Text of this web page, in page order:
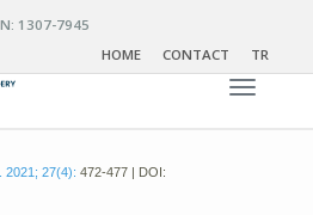
1307-7945
HOME
CONTACT TR
Toggle
2021; 27(4): 472-477 | DOI: